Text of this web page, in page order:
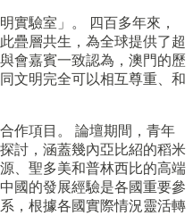
實驗室」。 四百多年來，
疊層共生，為全球提供了超
會嘉賓一致認為，澳門的歷
文明完全可以相互尊重、和
作項目。 論壇期間，青年
討，涵蓋幾內亞比紹的稻米
、聖多美和普林西比的高端
國的發展經驗是各國重要參
，根據各國實際情況靈活轉